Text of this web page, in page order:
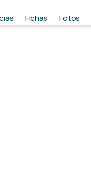
Fichas Fotos